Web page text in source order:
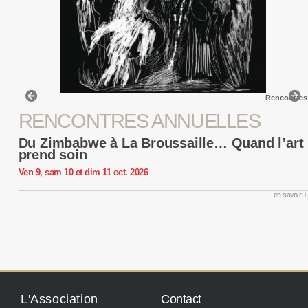
Rencontres
RENCONTRES ANNUELLES
Du Zimbabwe à La Broussaille… Quand l’art
prend soin
Ven 9, sam 10 et dim 11 oct. 2026
en savoir +
L'Association Contact